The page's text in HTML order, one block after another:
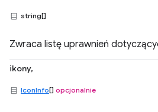
string[]
Zwraca listę uprawnień
ikony,
IconInfo[] opcjonalnie